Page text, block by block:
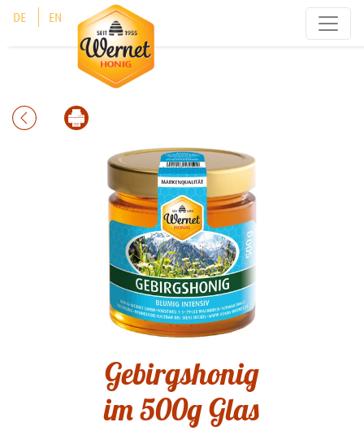
DE EN
Gebirgshonig
im 500g Glas
Cookie-Einstellungen